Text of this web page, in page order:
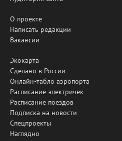
О проекте
Написать редакции
Вакансии
Экокарта
Сделано в России
Онлайн-табло аэропорта
Расписание электричек
Расписание поездов
Подписка на новости
Спецпроекты
Наглядно